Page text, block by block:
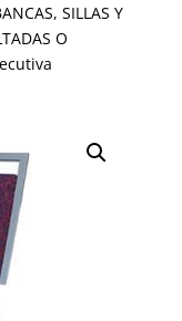
SILLAS Y
O